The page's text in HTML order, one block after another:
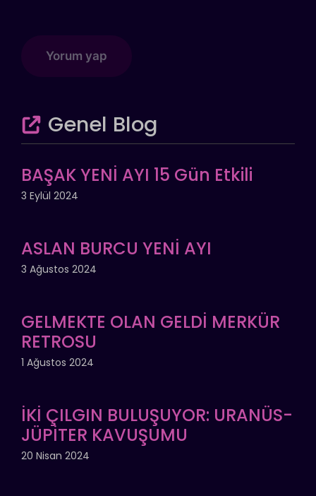
Genel Blog
BAŞAK YENİ AYI 15 Gün Etkili
3 Eylül 2024
ASLAN BURCU YENİ AYI
3 Ağustos 2024
GELMEKTE OLAN GELDİ MERKÜR
RETROSU
1 Ağustos 2024
İKİ ÇILGIN BULUŞUYOR: URANÜS-
JÜPİTER KAVUŞUMU
20 Nisan 2024